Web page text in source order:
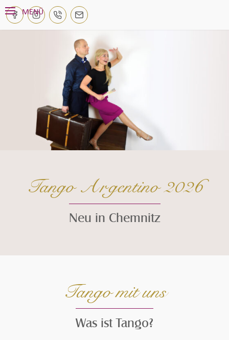
Navigation überspringen
MENÜ
Tango Argentino 2026
Neu in Chemnitz
Tango mit uns
Was ist Tango?